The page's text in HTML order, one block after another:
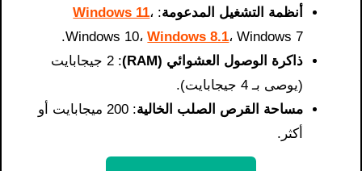
أنظمة التشغيل المدعومة:
Windows 11،
Windows 10،Windows 8.1، Windows 7.
ذاكرة الوصول العشوائي (RAM)
: 2 جيجابايت
(يوصى بـ 4 جيجابايت).
مساحة القرص الصلب الخالية
: 200 ميجابايت أو
أكثر.